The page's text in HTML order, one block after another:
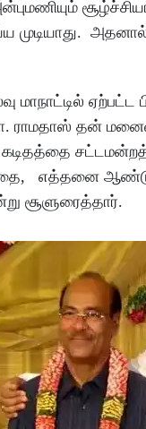
முடியாது.
மாநாட்டில்
தன்
எத்தனை
சூளுரைத்தார்.